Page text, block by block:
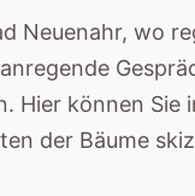
Neuenahr, wo
können
der Bäume